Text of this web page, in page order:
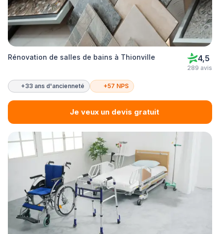
Rénovation de salles de bains à Thionville 4,5
289 avis
+33 ans d'ancienneté +57 NPS
Je veux un devis gratuit